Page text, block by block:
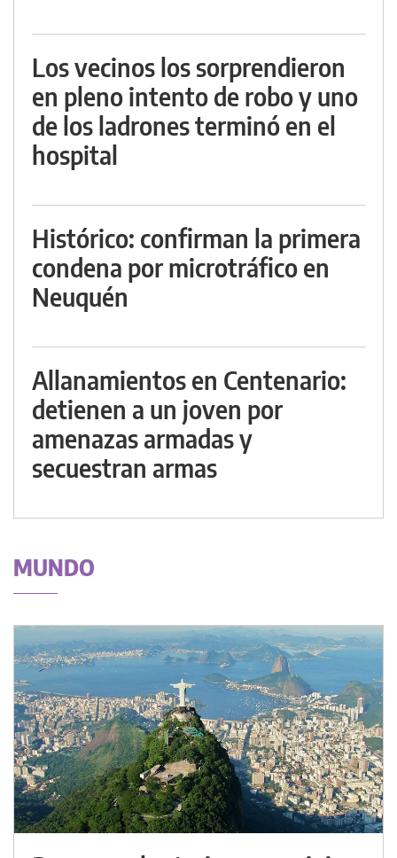
Los vecinos los sorprendieron
en pleno intento de robo y uno
de los ladrones terminó en el
hospital
Histórico: confirman la primera
condena por microtráfico en
Neuquén
Allanamientos en Centenario:
detienen a un joven por
amenazas armadas y
secuestran armas
MUNDO